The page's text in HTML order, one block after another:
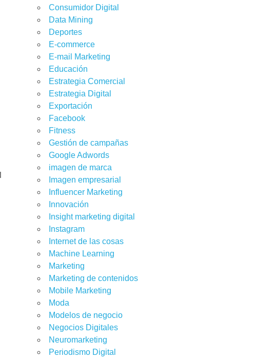
Consumidor Digital
Data Mining
Deportes
E-commerce
E-mail Marketing
Educación
Estrategia Comercial
Estrategia Digital
Exportación
Facebook
Fitness
Gestión de campañas
Google Adwords
imagen de marca
Imagen empresarial
Influencer Marketing
Innovación
Insight marketing digital
Instagram
Internet de las cosas
Machine Learning
Marketing
Marketing de contenidos
Mobile Marketing
Moda
Modelos de negocio
Negocios Digitales
Neuromarketing
Periodismo Digital